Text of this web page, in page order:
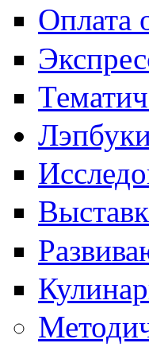
Оплата